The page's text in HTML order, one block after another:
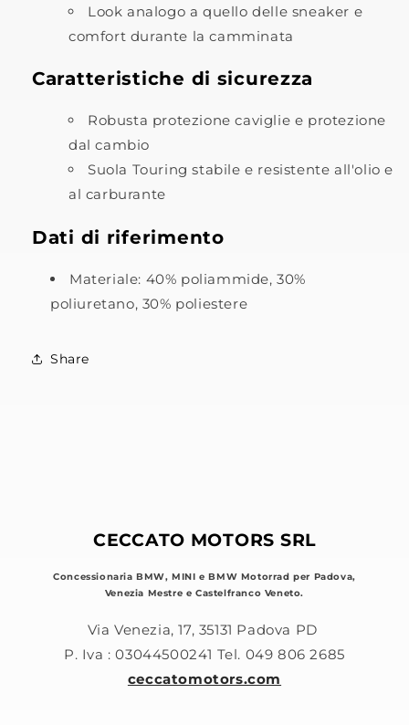
Look analogo a quello delle sneaker e
comfort durante la camminata
Caratteristiche di sicurezza
Robusta protezione caviglie e protezione
dal cambio
Suola Touring stabile e resistente all'olio e
al carburante
Dati di riferimento
Materiale: 40% poliammide, 30%
poliuretano, 30% poliestere
Share
CECCATO MOTORS SRL
Concessionaria BMW, MINI e BMW Motorrad per Padova,
Venezia Mestre e Castelfranco Veneto.
Via Venezia, 17, 35131 Padova PD
P. Iva : 03044500241 Tel. 049 806 2685
ceccatomotors.com